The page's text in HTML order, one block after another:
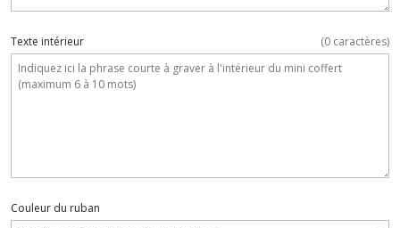
Texte intérieur (0 caractères)
Couleur du ruban